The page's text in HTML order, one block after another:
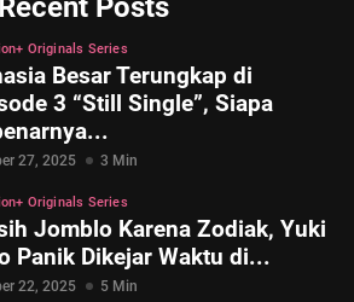
Recent Posts
Originals Series
Besar Terungkap di
3 “Still Single”, Siapa
27, 2025 3 Min
Originals Series
Jomblo Karena Zodiak, Yuki
Panik Dikejar Waktu di...
22, 2025 5 Min